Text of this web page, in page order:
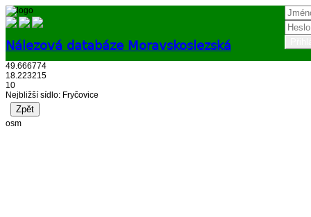
Nálezová databáze Moravskoslezská
Přihlásit
49.666774
18.223215
10
Nejbližší sídlo: Fryčovice
osm